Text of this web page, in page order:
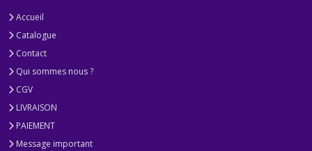
Accueil
Catalogue
Contact
Qui sommes nous ?
CGV
LIVRAISON
PAIEMENT
Message important